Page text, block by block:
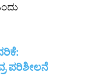
ಪರಿಶೀಲನೆ